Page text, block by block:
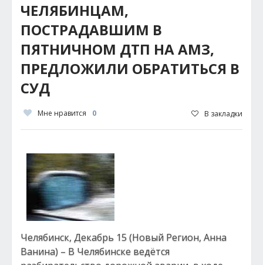
ЧЕЛЯБИНЦАМ,
ПОСТРАДАВШИМ В
ПЯТНИЧНОМ ДТП НА АМЗ,
ПРЕДЛОЖИЛИ ОБРАТИТЬСЯ В
СУД
Мне нравится 0 В закладки
Челябинск, Декабрь 15 (Новый Регион, Анна
Ванина) – В Челябинске ведётся